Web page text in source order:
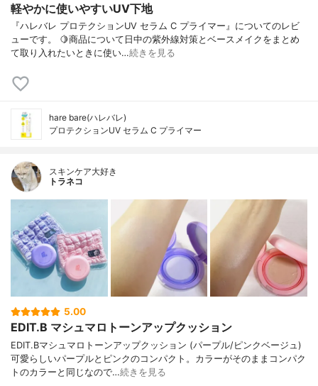
軽やかに使いやすいUV下地
『ハレバレ プロテクションUV セラム C プライマー』についてのレビ
ューです。 🍋商品について日中の紫外線対策とベースメイクをまとめ
て取り入れたいときに使い…続きを見る
hare bare(ハレバレ)
プロテクションUV セラム C プライマー
スキンケア大好き
トラネコ
5.00
EDIT.B マシュマロトーンアップクッション
EDIT.Bマシュマロトーンアップクッション (パープル/ピンクベージュ)
可愛らしいパープルとピンクのコンパクト。カラーがそのままコンパク
トのカラーと同じなので…続きを見る